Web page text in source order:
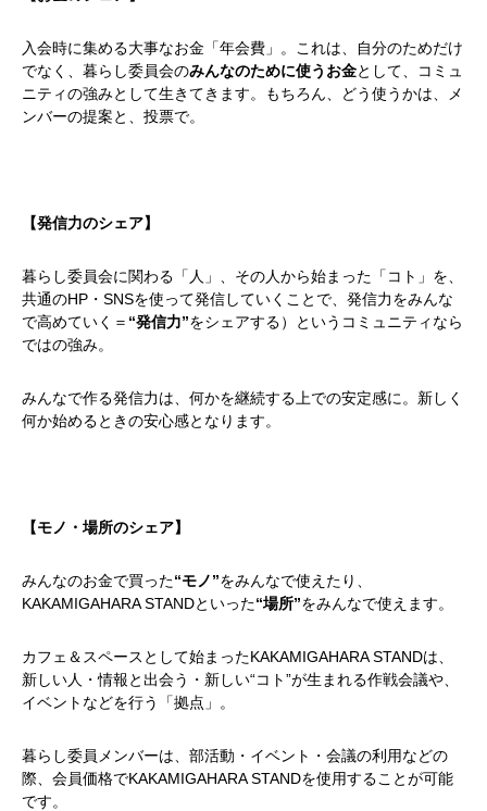
会社概要
お問い合わせ
Instagram
入会時に集める大事なお金「年会費」。これは、自分のためだけ
でなく、暮らし委員会のみんなのために使うお金として、コミュ
ニティの強みとして生きてきます。もちろん、どう使うかは、メ
ンバーの提案と、投票で。
【発信力のシェア】
暮らし委員会に関わる「人」、その人から始まった「コト」を、
共通のHP・SNSを使って発信していくことで、発信力をみんな
で高めていく＝ “発信力”をシェアする）というコミュニティなら
ではの強み。
みんなで作る発信力は、何かを継続する上での安定感に。新しく
何か始めるときの安心感となります。
【モノ・場所のシェア】
みんなのお金で買った“モノ”をみんなで使えたり、
KAKAMIGAHARA STANDといった“場所”をみんなで使えます。
カフェ＆スペースとして始まったKAKAMIGAHARA STANDは、
新しい人・情報と出会う・新しい“コト”が生まれる作戦会議や、
イベントなどを行う「拠点」。
暮らし委員メンバーは、部活動・イベント・会議の利用などの
際、会員価格でKAKAMIGAHARA STANDを使用することが可能
です。